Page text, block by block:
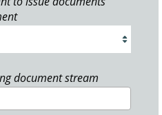
document stream